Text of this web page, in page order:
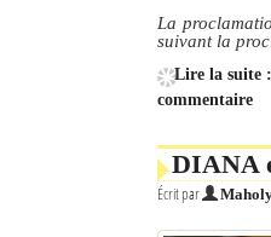
La
suivant la
Lire la suite
commentaire
DIANA
Écrit par